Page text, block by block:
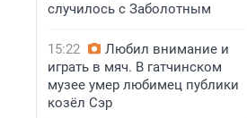
случилось с Заболотным
15:22
Любил внимание и
играть в мяч. В гатчинском
музее умер любимец публики
козёл Сэр